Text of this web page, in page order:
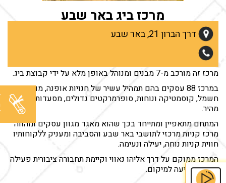
מרכז ביג באר שבע
מרכזBIGבאר שבע הינו מרכז קניות באוויר הפתוח. במרכז
31,000 מ"ר שטח מסחר.
מרכז זה הוקם בשנת 1997 ומהווה המרכז הראשון של קבוצת ביג.
מרכז זה מורכב מ-7 מבנים ומנוהל באופן מלא על ידי קבוצת ביג.
במרכז 88 עסקים בהם תמהיל עשיר של חנויות אופנה, מוצרי
חשמל, קוסמטיקה ונוחות, סופרמרקטים גדולים, מסעדות ומזון
מהיר.
המתחם מתאפיין ומתייחד בכך שהוא מאגד מגוון עסקים ומהווה
מרכז קניות מרכזי לתושבי באר שבע והסביבה ומעניק ללקוחותיו
חווית קניות נוחה, יעילה ונעימה.
המרכז ממוקם על דרך אליהו נאווי וקיימת תחבורה ציבורית פעילה
ונוחה המגיעה למיקום.
דרך הברון 21, באר שבע